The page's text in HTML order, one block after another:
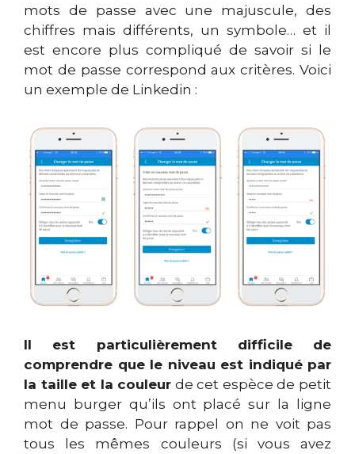
mots de passe avec une majuscule, des
chiffres mais différents, un symbole… et il
est encore plus compliqué de savoir si le
mot de passe correspond aux critères. Voici
un exemple de Linkedin :
Il est particulièrement difficile de
comprendre que le niveau est indiqué par
la taille et la couleur de cet espèce de petit
menu burger qu’ils ont placé sur la ligne
mot de passe. Pour rappel on ne voit pas
tous les mêmes couleurs (si vous avez